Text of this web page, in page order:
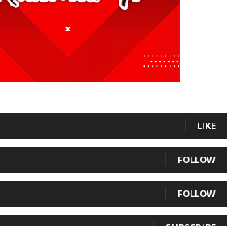
LIKE
FOLLOW
FOLLOW